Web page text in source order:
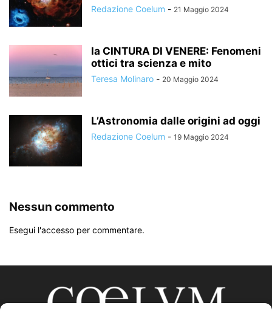
Redazione Coelum - 21 Maggio 2024
la CINTURA DI VENERE: Fenomeni
ottici tra scienza e mito
Teresa Molinaro - 20 Maggio 2024
L’Astronomia dalle origini ad oggi
Redazione Coelum - 19 Maggio 2024
Nessun commento
Esegui l'accesso per commentare.